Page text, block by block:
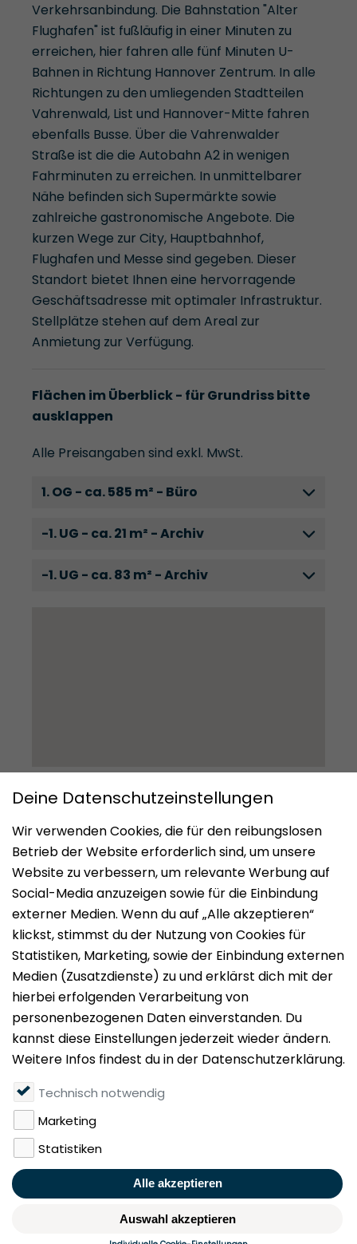
Verkehrsanbindung. Die Bahnstation "Alter
Flughafen" ist fußläufig in einer Minuten zu
erreichen, hier fahren alle fünf Minuten U-
Bahnen in Richtung Hannover Zentrum. In alle
Richtungen zu den umliegenden Stadtteilen
Vahrenwald, List und Hannover-Mitte fahren
ebenfalls Busse. Über die Vahrenwalder
Straße ist die die Autobahn A2 in wenigen
Fahrminuten zu erreichen. In unmittelbarer
Nähe befinden sich Supermärkte sowie
zahlreiche gastronomische Angebote. Die
kurzen Wege zur City, Hauptbahnhof,
Flughafen und Messe sind gegeben. Dieser
Standort bietet Ihnen eine hervorragende
Geschäftsadresse mit optimaler Infrastruktur.
Stellplätze stehen auf dem Areal zur
Anmietung zur Verfügung.
Flächen im Überblick - für Grundriss bitte
ausklappen
Alle Preisangaben sind exkl. MwSt.
1. OG - ca. 585 m² - Büro
-1. UG - ca. 21 m² - Archiv
-1. UG - ca. 83 m² - Archiv
Impressum
Datenschutz
Nutzungsbedingungen
Mieten
Vermieten
Über uns
Presse
Geldwäschegesetz
Rufen Sie uns gerne an:
+49 (0)40 349 14 194